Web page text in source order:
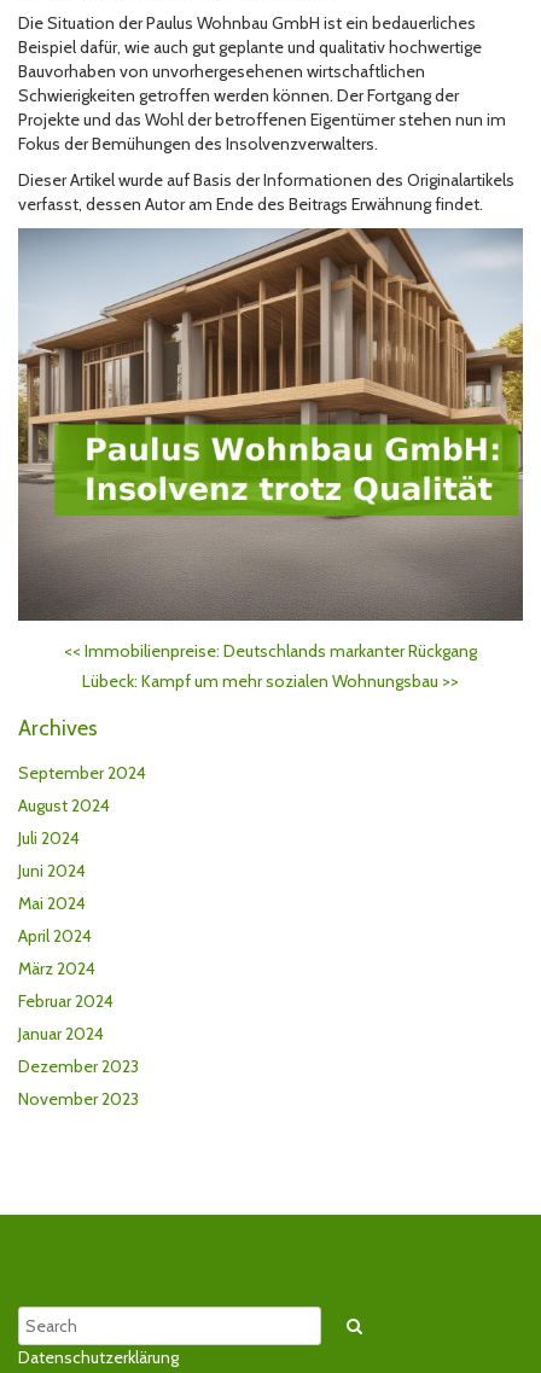
Die Situation der Paulus Wohnbau GmbH ist ein bedauerliches
Beispiel dafür, wie auch gut geplante und qualitativ hochwertige
Bauvorhaben von unvorhergesehenen wirtschaftlichen
Schwierigkeiten getroffen werden können. Der Fortgang der
Projekte und das Wohl der betroffenen Eigentümer stehen nun im
Fokus der Bemühungen des Insolvenzverwalters.
Dieser Artikel wurde auf Basis der Informationen des Originalartikels
verfasst, dessen Autor am Ende des Beitrags Erwähnung findet.
<< Immobilienpreise: Deutschlands markanter Rückgang
Lübeck: Kampf um mehr sozialen Wohnungsbau >>
Archives
September 2024
August 2024
Juli 2024
Juni 2024
Mai 2024
April 2024
März 2024
Februar 2024
Januar 2024
Dezember 2023
November 2023
Search
Datenschutzerklärung